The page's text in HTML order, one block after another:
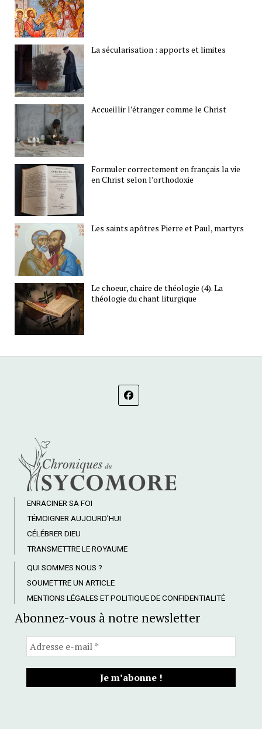
La sécularisation : apports et limites
Accueillir l’étranger comme le Christ
Formuler correctement en français la vie
en Christ selon l’orthodoxie
Les saints apôtres Pierre et Paul, martyrs
Le choeur, chaire de théologie (4). La
théologie du chant liturgique
ENRACINER SA FOI
TÉMOIGNER AUJOURD’HUI
CÉLÉBRER DIEU
TRANSMETTRE LE ROYAUME
QUI SOMMES NOUS ?
SOUMETTRE UN ARTICLE
MENTIONS LÉGALES ET POLITIQUE DE CONFIDENTIALITÉ
Abonnez-vous à notre newsletter